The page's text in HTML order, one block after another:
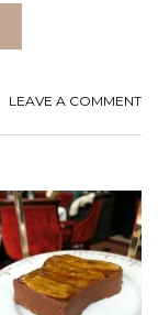
LEAVE A COMMENT